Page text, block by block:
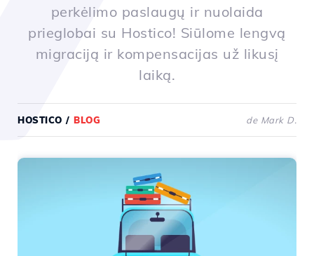
perkėlimo paslaugų ir nuolaida
prieglobai su Hostico! Siūlome lengvą
migraciją ir kompensacijas už likusį
laiką.
HOSTICO / BLOG de Mark D.